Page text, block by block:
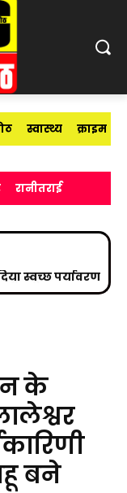
स्वास्थ्य क्राइम
रानीतराई
स्वच्छ पर्यावरण
के
बने